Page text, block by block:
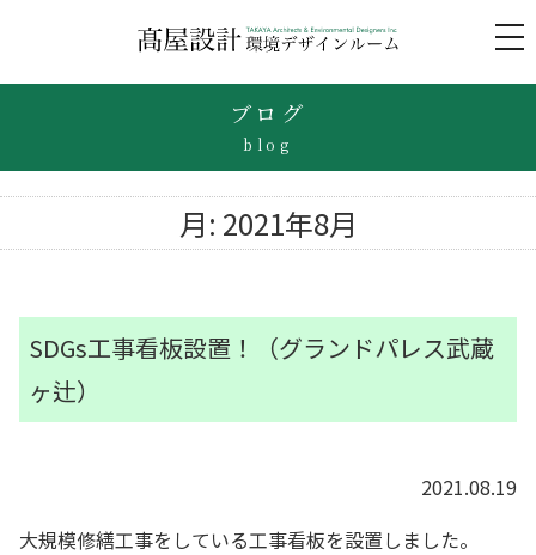
ブログ
blog
月: 2021年8月
SDGs工事看板設置！（グランドパレス武蔵
ヶ辻）
2021.08.19
大規模修繕工事をしている工事看板を設置しました。